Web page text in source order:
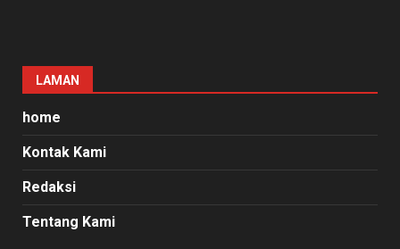
LAMAN
home
Kontak Kami
Redaksi
Tentang Kami